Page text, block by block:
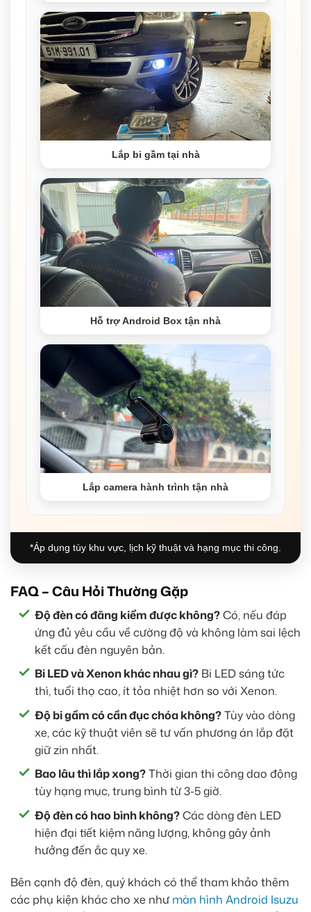
Lắp bi gầm tại nhà
Hỗ trợ Android Box tận nhà
Lắp camera hành trình tận nhà
*Áp dụng tùy khu vực, lịch kỹ thuật và hạng mục thi công.
FAQ – Câu Hỏi Thường Gặp
Độ đèn có đăng kiểm được không?Có, nếu đáp
ứng đủ yêu cầu về cường độ và không làm sai lệch
kết cấu đèn nguyên bản.
Bi LED và Xenon khác nhau gì? Bi LED sáng tức
thì, tuổi thọ cao, ít tỏa nhiệt hơn so với Xenon.
Độ bi gầm có cần đục chóa không?Tùy vào dòng
xe, các kỹ thuật viên sẽ tư vấn phương án lắp đặt
giữ zin nhất.
Bao lâu thì lắp xong?Thời gian thi công dao động
tùy hạng mục, trung bình từ 3-5 giờ.
Độ đèn có hao bình không?Các dòng đèn LED
hiện đại tiết kiệm năng lượng, không gây ảnh
hưởng đến ắc quy xe.
Bên cạnh độ đèn, quý khách có thể tham khảo thêm
các phụ kiện khác cho xe như màn hình Android Isuzu